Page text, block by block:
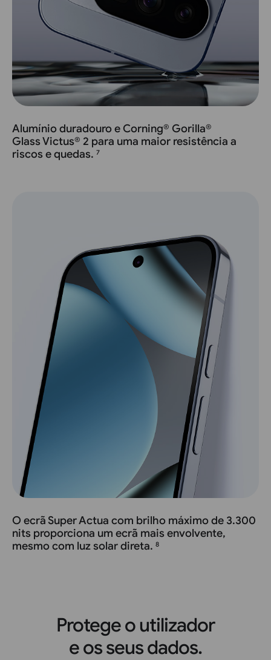
Alumínio duradouro e Corning® Gorilla®
Glass Victus® 2 para uma maior resistência a
riscos e quedas. 7
O ecrã Super Actua com brilho máximo de 3.300
nits proporciona um ecrã mais envolvente,
mesmo com luz solar direta. 8
Protege o utilizador
e os seus dados.